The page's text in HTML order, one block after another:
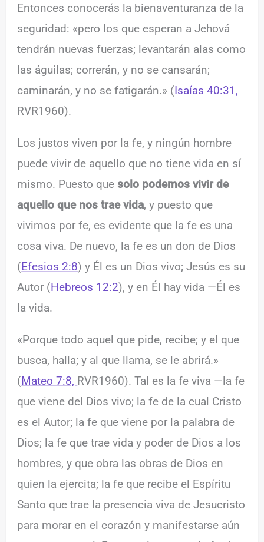
Entonces conocerás la bienaventuranza de la
seguridad: «pero los que esperan a Jehová
tendrán nuevas fuerzas; levantarán alas como
las águilas; correrán, y no se cansarán;
caminarán, y no se fatigarán.» (Isaías 40:31,
RVR1960).
Los justos viven por la fe, y ningún hombre
puede vivir de aquello que no tiene vida en sí
mismo. Puesto quesolo podemos vivir de
aquello que nos trae vida, y puesto que
vivimos por fe, es evidente que la fe es una
cosa viva. De nuevo, la fe es un don de Dios
(Efesios 2:8) y Él es un Dios vivo; Jesús es su
Autor (Hebreos 12:2), y en Él hay vida —Él es
la vida.
«Porque todo aquel que pide, recibe; y el que
busca, halla; y al que llama, se le abrirá.»
(Mateo 7:8, RVR1960). Tal es la fe viva —la fe
que viene del Dios vivo; la fe de la cual Cristo
es el Autor; la fe que viene por la palabra de
Dios; la fe que trae vida y poder de Dios a los
hombres, y que obra las obras de Dios en
quien la ejercita; la fe que recibe el Espíritu
Santo que trae la presencia viva de Jesucristo
para morar en el corazón y manifestarse aún